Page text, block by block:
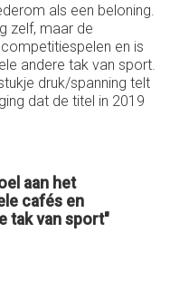
als een beloning.
zelf, maar de
en is
andere tak van sport.
druk/spanning telt
dat de titel in 2019
aan het
cafés en
tak van sport"